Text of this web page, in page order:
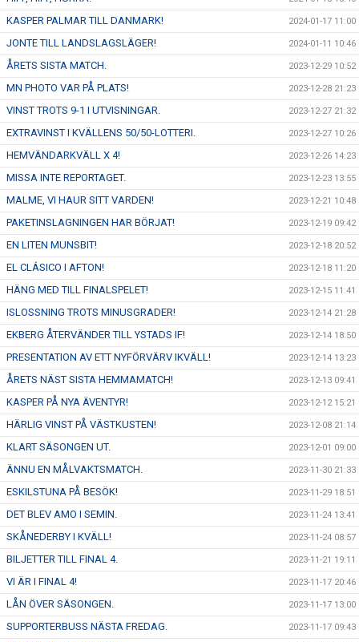
KASPER PALMAR TILL DANMARK! 2024-01-17 11:00
JONTE TILL LANDSLAGSLÄGER! 2024-01-11 10:46
ÅRETS SISTA MATCH. 2023-12-29 10:52
MN PHOTO VAR PÅ PLATS! 2023-12-28 21:23
VINST TROTS 9-1 I UTVISNINGAR. 2023-12-27 21:32
EXTRAVINST I KVÄLLENS 50/50-LOTTERI. 2023-12-27 10:26
HEMVÄNDARKVÄLL X 4! 2023-12-26 14:23
MISSA INTE REPORTAGET. 2023-12-23 13:55
MALME, VI HAUR SITT VARDEN! 2023-12-21 10:48
PAKETINSLAGNINGEN HAR BÖRJAT! 2023-12-19 09:42
EN LITEN MUNSBIT! 2023-12-18 20:52
EL CLÁSICO I AFTON! 2023-12-18 11:20
HÄNG MED TILL FINALSPELET! 2023-12-15 11:41
ISLOSSNING TROTS MINUSGRADER! 2023-12-14 21:28
EKBERG ÅTERVÄNDER TILL YSTADS IF! 2023-12-14 18:50
PRESENTATION AV ETT NYFÖRVÄRV IKVÄLL! 2023-12-14 13:23
ÅRETS NÄST SISTA HEMMAMATCH! 2023-12-13 09:41
KASPER PÅ NYA ÄVENTYR! 2023-12-12 15:21
HÄRLIG VINST PÅ VÄSTKUSTEN! 2023-12-08 21:14
KLART SÄSONGEN UT. 2023-12-01 09:00
ÄNNU EN MÅLVAKTSMATCH. 2023-11-30 21:33
ESKILSTUNA PÅ BESÖK! 2023-11-29 18:51
DET BLEV AMO I SEMIN. 2023-11-24 13:41
SKÅNEDERBY I KVÄLL! 2023-11-24 08:57
BILJETTER TILL FINAL 4. 2023-11-21 19:11
VI ÄR I FINAL 4! 2023-11-17 20:46
LÅN ÖVER SÄSONGEN. 2023-11-17 13:00
SUPPORTERBUSS NÄSTA FREDAG. 2023-11-17 09:43